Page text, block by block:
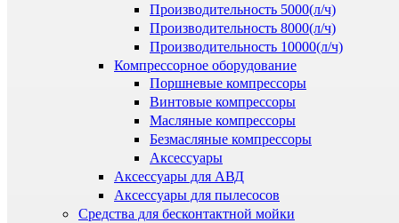
Производительность 5000(л/ч)
Производительность 8000(л/ч)
Производительность 10000(л/ч)
Компрессорное оборудование
Поршневые компрессоры
Винтовые компрессоры
Масляные компрессоры
Безмасляные компрессоры
Аксессуары
Аксессуары для АВД
Аксессуары для пылесосов
Средства для бесконтактной мойки